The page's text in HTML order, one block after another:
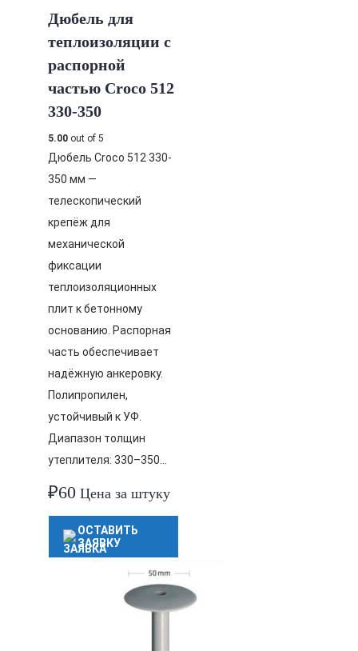
Дюбель для
теплоизоляции с
распорной
частью Croco 512
330-350
5.00 out of 5
Дюбель Croco 512 330-
350 мм —
телескопический
крепёж для
механической
фиксации
теплоизоляционных
плит к бетонному
основанию. Распорная
часть обеспечивает
надёжную анкеровку.
Полипропилен,
устойчивый к УФ.
Диапазон толщин
утеплителя: 330–350…
₽60 Цена за штуку
ОСТАВИТЬ
ЗАЯВКУ